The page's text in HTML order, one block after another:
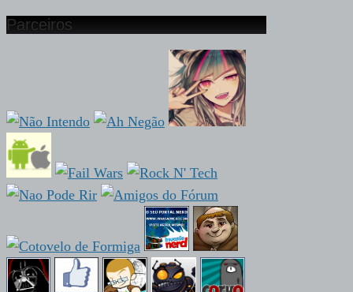
Parceiros